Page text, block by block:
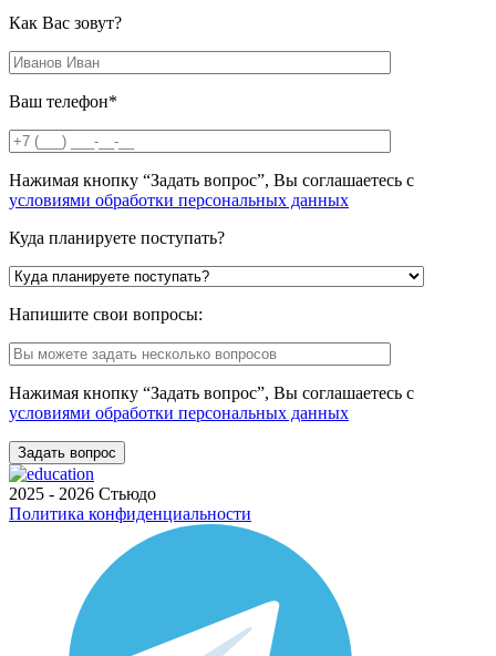
Как Вас зовут?
Ваш телефон*
Нажимая кнопку “Задать вопрос”, Вы соглашаетесь с
условиями обработки персональных данных
Куда планируете поступать?
Напишите свои вопросы:
Нажимая кнопку “Задать вопрос”, Вы соглашаетесь с
условиями обработки персональных данных
2025 - 2026 Стьюдо
Политика конфиденциальности